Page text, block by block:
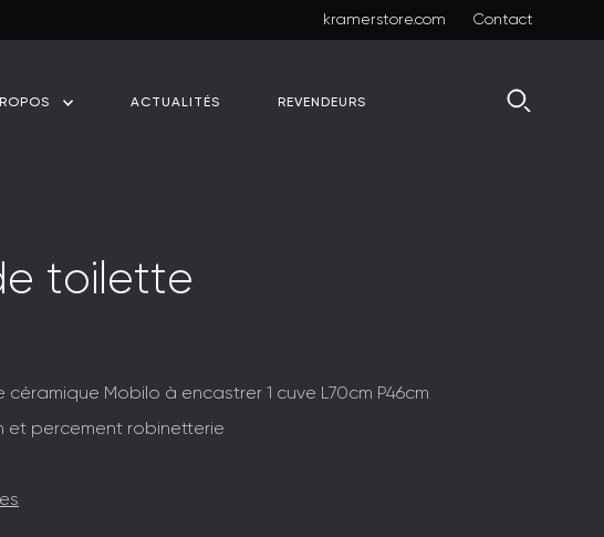
kramerstore.com Contact
ACTUALITÉS REVENDEURS
e toilette
céramique Mobilo à encastrer 1 cuve L70cm P46cm
et percement robinetterie